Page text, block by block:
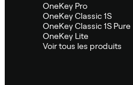
OneKey Pro
OneKey Classic 1S
OneKey Classic 1S Pure
OneKey Lite
Voir tous les produits